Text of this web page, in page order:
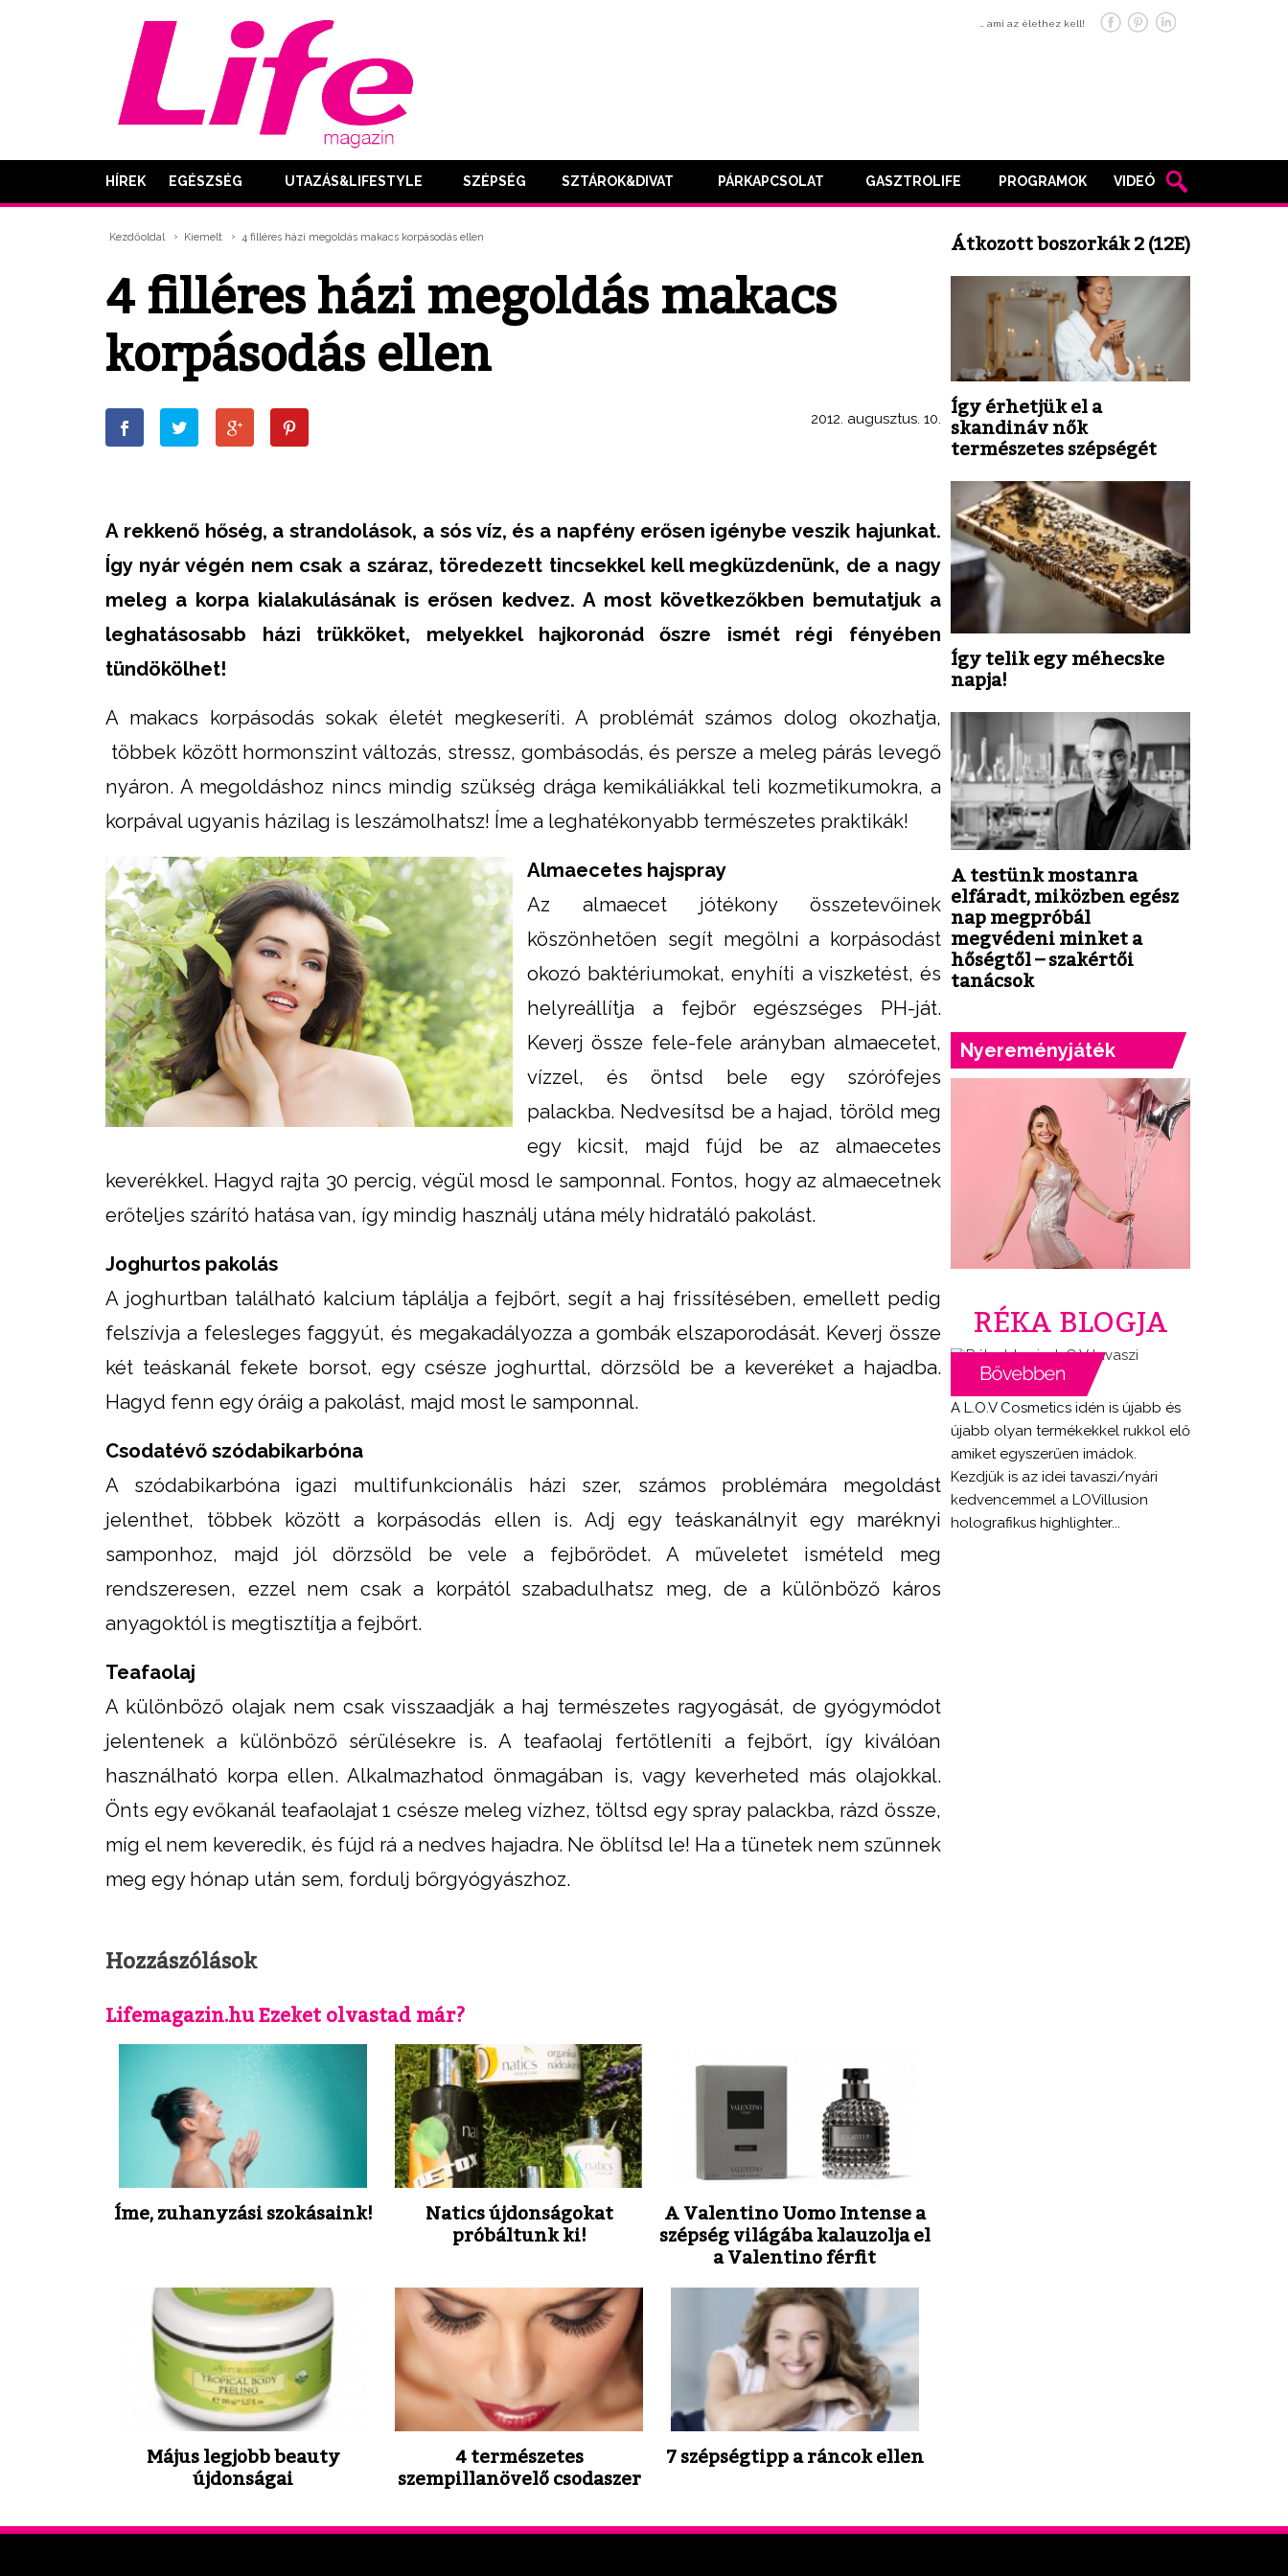
… ami az élethez kell!
HÍREK EGÉSZSÉG UTAZÁS&LIFESTYLE SZÉPSÉG SZTÁROK&DIVAT PÁRKAPCSOLAT GASZTROLIFE PROGRAMOK VIDEÓ
Kezdőoldal Kiemelt 4 filléres házi megoldás makacs korpásodás ellen
4 filléres házi megoldás makacs
korpásodás ellen
2012. augusztus. 10.
A rekkenő hőség, a strandolások, a sós víz, és a napfény erősen igénybe veszik hajunkat.
Így nyár végén nem csak a száraz, töredezett tincsekkel kell megküzdenünk, de a nagy
meleg a korpa kialakulásának is erősen kedvez. A most következőkben bemutatjuk a
leghatásosabb házi trükköket, melyekkel hajkoronád őszre ismét régi fényében
tündökölhet!
A makacs korpásodás sokak életét megkeseríti. A problémát számos dolog okozhatja,
többek között hormonszint változás, stressz, gombásodás, és persze a meleg párás levegő
nyáron. A megoldáshoz nincs mindig szükség drága kemikáliákkal teli kozmetikumokra, a
korpával ugyanis házilag is leszámolhatsz! Íme a leghatékonyabb természetes praktikák!
Almaecetes hajspray
Az almaecet jótékony összetevőinek
köszönhetően segít megölni a korpásodást
okozó baktériumokat, enyhíti a viszketést, és
helyreállítja a fejbőr egészséges PH-ját.
Keverj össze fele-fele arányban almaecetet,
vízzel, és öntsd bele egy szórófejes
palackba. Nedvesítsd be a hajad, töröld meg
egy kicsit, majd fújd be az almaecetes
keverékkel. Hagyd rajta 30 percig, végül mosd le samponnal. Fontos, hogy az almaecetnek
erőteljes szárító hatása van, így mindig használj utána mély hidratáló pakolást.
Joghurtos pakolás
A joghurtban található kalcium táplálja a fejbőrt, segít a haj frissítésében, emellett pedig
felszívja a felesleges faggyút, és megakadályozza a gombák elszaporodását. Keverj össze
két teáskanál fekete borsot, egy csésze joghurttal, dörzsöld be a keveréket a hajadba.
Hagyd fenn egy óráig a pakolást, majd most le samponnal.
Csodatévő szódabikarbóna
A szódabikarbóna igazi multifunkcionális házi szer, számos problémára megoldást
jelenthet, többek között a korpásodás ellen is. Adj egy teáskanálnyit egy maréknyi
samponhoz, majd jól dörzsöld be vele a fejbőrödet. A műveletet ismételd meg
rendszeresen, ezzel nem csak a korpától szabadulhatsz meg, de a különböző káros
anyagoktól is megtisztítja a fejbőrt.
Teafaolaj
A különböző olajak nem csak visszaadják a haj természetes ragyogását, de gyógymódot
jelentenek a különböző sérülésekre is. A teafaolaj fertőtleníti a fejbőrt, így kiválóan
használható korpa ellen. Alkalmazhatod önmagában is, vagy keverheted más olajokkal.
Önts egy evőkanál teafaolajat 1 csésze meleg vízhez, töltsd egy spray palackba, rázd össze,
míg el nem keveredik, és fújd rá a nedves hajadra. Ne öblítsd le! Ha a tünetek nem szűnnek
meg egy hónap után sem, fordulj bőrgyógyászhoz.
Hozzászólások
Lifemagazin.hu Ezeket olvastad már?
Íme, zuhanyzási szokásaink!
Natics újdonságokat
próbáltunk ki!
A Valentino Uomo Intense a
szépség világába kalauzolja el
a Valentino férfit
Május legjobb beauty
újdonságai
4 természetes
szempillanövelő csodaszer
7 szépségtipp a ráncok ellen
Átkozott boszorkák 2 (12E)
Így érhetjük el a
skandináv nők
természetes szépségét
Így telik egy méhecske
napja!
A testünk mostanra
elfáradt, miközben egész
nap megpróbál
megvédeni minket a
hőségtől – szakértői
tanácsok
Nyereményjáték
RÉKA BLOGJA
A L.O.V Cosmetics idén is újabb és
újabb olyan termékekkel rukkol elő
amiket egyszerűen imádok.
Kezdjük is az idei tavaszi/nyári
kedvencemmel a LOVillusion
holografikus highlighter...